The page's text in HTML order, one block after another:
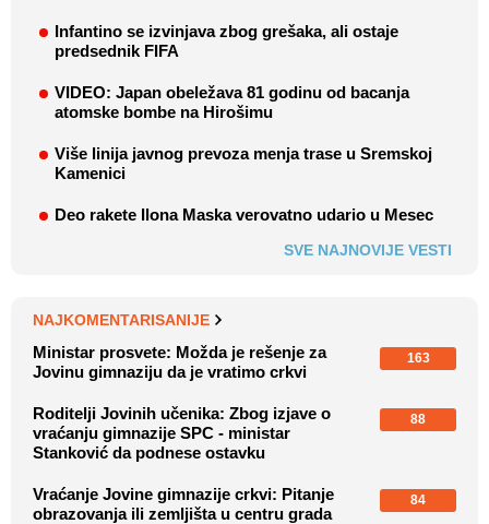
Infantino se izvinjava zbog grešaka, ali ostaje
predsednik FIFA
VIDEO: Japan obeležava 81 godinu od bacanja
atomske bombe na Hirošimu
Više linija javnog prevoza menja trase u Sremskoj
Kamenici
Deo rakete Ilona Maska verovatno udario u Mesec
SVE NAJNOVIJE VESTI
NAJKOMENTARISANIJE
Ministar prosvete: Možda je rešenje za
Jovinu gimnaziju da je vratimo crkvi
163
Roditelji Jovinih učenika: Zbog izjave o
vraćanju gimnazije SPC - ministar
Stanković da podnese ostavku
88
Vraćanje Jovine gimnazije crkvi: Pitanje
obrazovanja ili zemljišta u centru grada
84